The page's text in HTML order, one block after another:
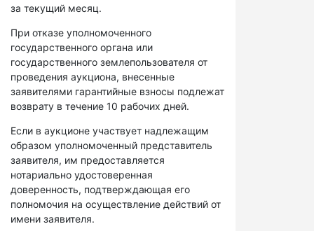
за текущий месяц.
При отказе уполномоченного
государственного органа или
государственного землепользователя от
проведения аукциона, внесенные
заявителями гарантийные взносы подлежат
возврату в течение 10 рабочих дней.
Если в аукционе участвует надлежащим
образом уполномоченный представитель
заявителя, им предоставляется
нотариально удостоверенная
доверенность, подтверждающая его
полномочия на осуществление действий от
имени заявителя.